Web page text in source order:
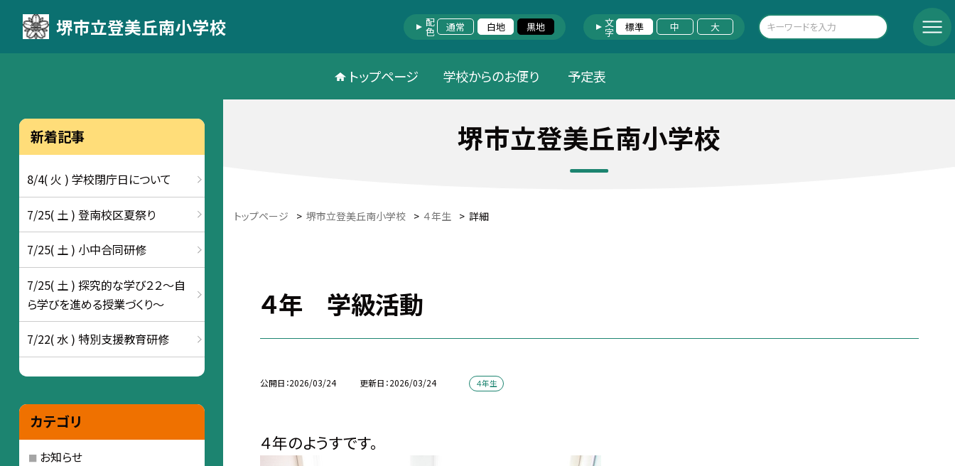
堺市立登美丘南小学校 配色 通常 白地 黒地 文字 標準 中 大
トップページ 学校からのお便り 予定表
堺市立登美丘南小学校
トップページ > 堺市立登美丘南小学校 > ４年生 > 詳細
４年 学級活動
公開日 2026/03/24 更新日 2026/03/24 ４年生
４年のようすです。
新着記事
8/4( 火 ) 学校閉庁日について
7/25( 土 ) 登南校区夏祭り
7/25( 土 ) 小中合同研修
7/25( 土 ) 探究的な学び２２～自
ら学びを進める授業づくり～
7/22( 水 ) 特別支援教育研修
カテゴリ
お知らせ